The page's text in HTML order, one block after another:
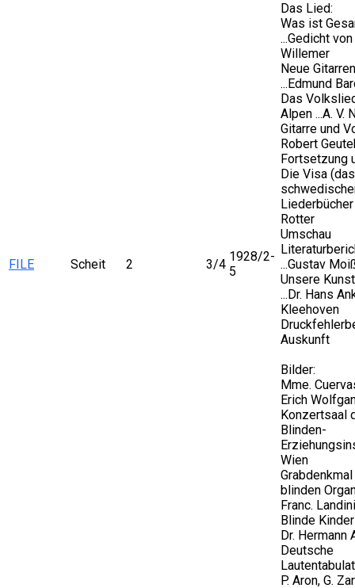
FILE Scheit 2 3/4
1928/2-
5
Das Lied:
Was ist
...Gedicht
Willemer
Neue
...Edmund
Das
Alpen ...A. V.
Gitarre und
Robert
Fortsetzung
Die Visa
Liederbücher
Rotter
Umschau
...Gustav
Unsere
...Dr. Hans
Kleehoven
Auskunft
Bilder:
Mme.
Erich
Konzertsaal
Blinden-
Wien
blinden
Franc.
Blinde Kinder
Dr. Hermann
Deutsche
P. Aron, G.